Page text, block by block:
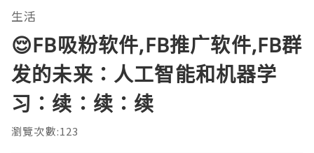
生活
😌FB吸粉软件,FB推广软件,FB群
发的未来：人工智能和机器学
习：续：续：续
瀏覽次數:123